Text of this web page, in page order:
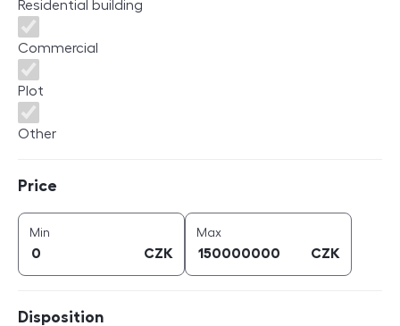
Residential building
Commercial
Plot
Other
Price
Min
CZK
Maxprice (
CZK
Disposition